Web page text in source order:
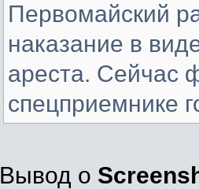
Первомайский
наказание в
ареста. Сейчас
спецприемнике
Вывод о